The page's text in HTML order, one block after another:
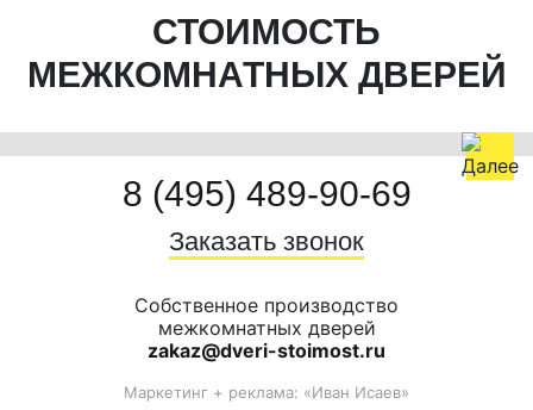
СТОИМОСТЬ
МЕЖКОМНАТНЫХ ДВЕРЕЙ
Собственное производство
межкомнатных дверей
zakaz@dveri-stoimost.ru
8 (495) 489-90-69
Заказать звонок
Маркетинг + реклама: «Иван Исаев»